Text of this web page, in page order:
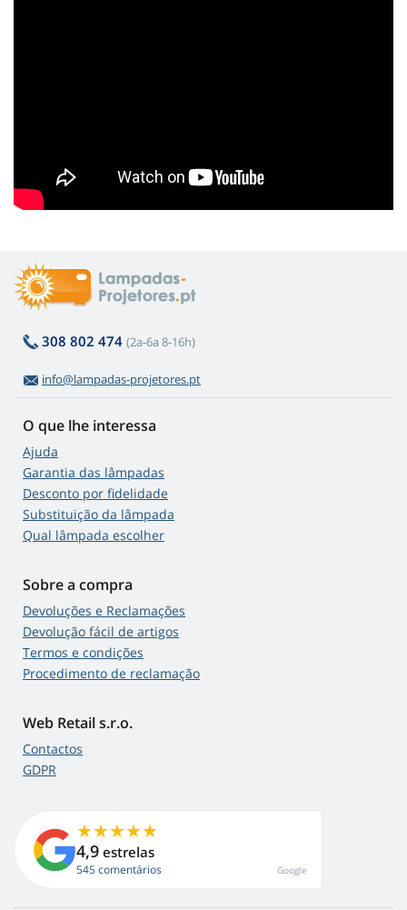
308 802 474 (2a-6a 8-16h)
info@lampadas-projetores.pt
O que lhe interessa
Ajuda
Garantia das lâmpadas
Desconto por fidelidade
Substituição da lâmpada
Qual lâmpada escolher
Sobre a compra
Devoluções e Reclamações
Devolução fácil de artigos
Termos e condições
Procedimento de reclamação
Web Retail s.r.o.
Contactos
GDPR
4,9 estrelas
545 comentários Google